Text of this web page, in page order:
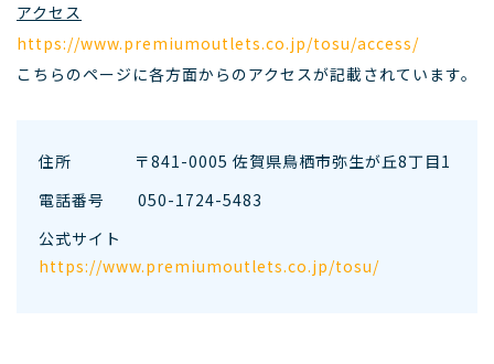
アクセス
https://www.premiumoutlets.co.jp/tosu/access/
こちらのページに各方面からのアクセスが記載されています。
住所 〒841-0005 佐賀県鳥栖市弥生が丘8丁目1
電話番号 050-1724-5483
公式サイト
https://www.premiumoutlets.co.jp/tosu/